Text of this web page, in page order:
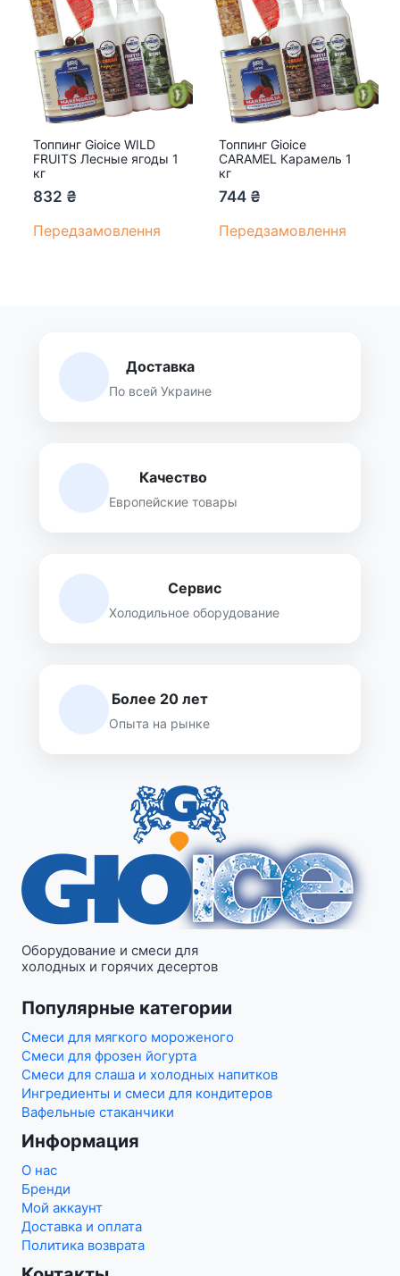
Топпинг Gioice WILD
FRUITS Лесные ягоды 1
кг
832 ₴
Передзамовлення
Топпинг Gioice
CARAMEL Карамель 1
кг
744 ₴
Передзамовлення
Доставка
По всей Украине
Качество
Европейские товары
Сервис
Холодильное оборудование
Более 20 лет
Опыта на рынке
Оборудование и смеси для
холодных и горячих десертов
Популярные категории
Смеси для мягкого мороженого
Смеси для фрозен йогурта
Смеси для слаша и холодных напитков
Ингредиенты и смеси для кондитеров
Вафельные стаканчики
Информация
О нас
Бренди
Мой аккаунт
Доставка и оплата
Политика возврата